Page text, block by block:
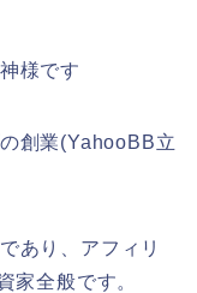
様です
創業(YahooBB立
あり、アフィリ
全般です。